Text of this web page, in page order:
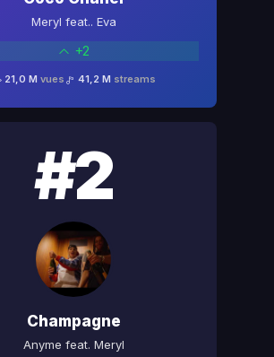
#2
Champagne
Anyme feat. Meryl
Meryl feat.. Eva
+2
21,0 M vues 41,2 M streams